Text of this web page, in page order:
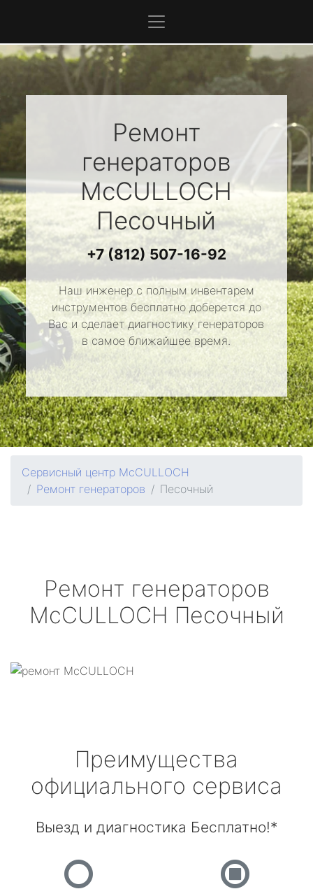
Ремонт
генераторов
McCULLOCH
Песочный
+7 (812) 507-16-92
Наш инженер с полным инвентарем
инструментов бесплатно доберется до
Вас и сделает диагностику генераторов
в самое ближайшее время.
Сервисный центр McCULLOCH
Ремонт генераторов
Песочный
Ремонт генераторов
McCULLOCH Песочный
Преимущества
официального сервиса
Выезд и диагностика Бесплатно!*